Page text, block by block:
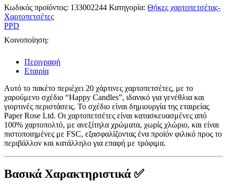
Κωδικός προϊόντος: 133002244 Κατηγορία: Θήκες χαρτοπετσέτας-
Χαρτοπετσέτες
PPD
Κοινοποίηση:
Περιγραφή
Εταιρία
Αυτό το πακέτο περιέχει 20 χάρτινες χαρτοπετσέτες, με το
χαρούμενο σχέδιο “Happy Candles”, ιδανικό για γενέθλια και
γιορτινές περιστάσεις. Το σχέδιο είναι δημιουργία της εταιρείας
Paper Rose Ltd. Οι χαρτοπετσέτες είναι κατασκευασμένες από
100% χαρτοπολτό, με ανεξίτηλα χρώματα, χωρίς χλώριο, και είναι
πιστοποιημένες με FSC, εξασφαλίζοντας ένα προϊόν φιλικό προς το
περιβάλλον και κατάλληλο για επαφή με τρόφιμα.
Βασικά Χαρακτηριστικά ✅